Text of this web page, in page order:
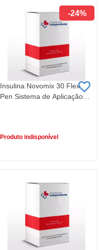
-24%
Insulina Novomix 30 Flex
Pen Sistema de Aplicação
Produto indisponível